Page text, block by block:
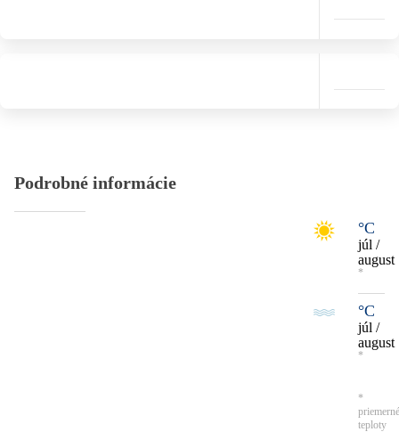
Podrobné informácie
°C
júl /
august
*
°C
júl /
august
*
*
teploty